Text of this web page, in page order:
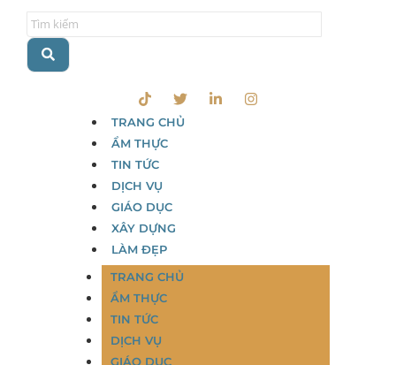
TRANG CHỦ
ẨM THỰC
TIN TỨC
DỊCH VỤ
GIÁO DỤC
XÂY DỰNG
LÀM ĐẸP
TRANG CHỦ
ẨM THỰC
TIN TỨC
DỊCH VỤ
GIÁO DỤC